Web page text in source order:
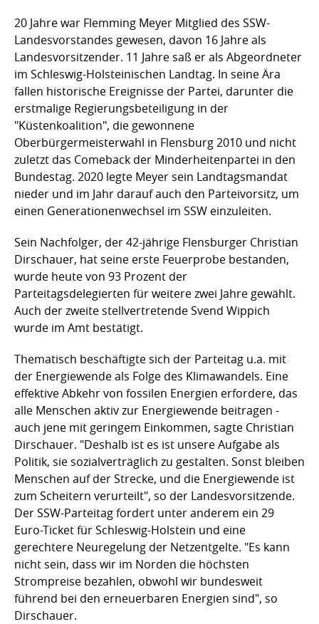
20 Jahre war Flemming Meyer Mitglied des SSW-
Landesvorstandes gewesen, davon 16 Jahre als
Landesvorsitzender. 11 Jahre saß er als Abgeordneter
im Schleswig-Holsteinischen Landtag. In seine Ära
fallen historische Ereignisse der Partei, darunter die
erstmalige Regierungsbeteiligung in der
"Küstenkoalition", die gewonnene
Oberbürgermeisterwahl in Flensburg 2010 und nicht
zuletzt das Comeback der Minderheitenpartei in den
Bundestag. 2020 legte Meyer sein Landtagsmandat
nieder und im Jahr darauf auch den Parteivorsitz, um
einen Generationenwechsel im SSW einzuleiten.
Sein Nachfolger, der 42-jährige Flensburger Christian
Dirschauer, hat seine erste Feuerprobe bestanden,
wurde heute von 93 Prozent der
Parteitagsdelegierten für weitere zwei Jahre gewählt.
Auch der zweite stellvertretende Svend Wippich
wurde im Amt bestätigt.
Thematisch beschäftigte sich der Parteitag u.a. mit
der Energiewende als Folge des Klimawandels. Eine
effektive Abkehr von fossilen Energien erfordere, das
alle Menschen aktiv zur Energiewende beitragen -
auch jene mit geringem Einkommen, sagte Christian
Dirschauer. "Deshalb ist es ist unsere Aufgabe als
Politik, sie sozialverträglich zu gestalten. Sonst bleiben
Menschen auf der Strecke, und die Energiewende ist
zum Scheitern verurteilt", so der Landesvorsitzende.
Der SSW-Parteitag fordert unter anderem ein 29
Euro-Ticket für Schleswig-Holstein und eine
gerechtere Neuregelung der Netzentgelte. "Es kann
nicht sein, dass wir im Norden die höchsten
Strompreise bezahlen, obwohl wir bundesweit
führend bei den erneuerbaren Energien sind", so
Dirschauer.